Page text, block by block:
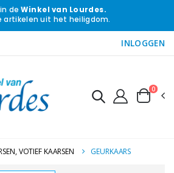
deWinkel van Lourdes.
artikelen uit het heiligdom.
INLOGGEN
0
VOTIEF KAARSEN GEURKAARS